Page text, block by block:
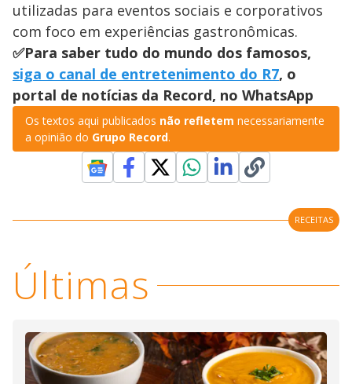
utilizadas para eventos sociais e corporativos
com foco em experiências gastronômicas.
✅Para saber tudo do mundo dos famosos,
siga o canal de entretenimento do R7, o
portal de notícias da Record, no WhatsApp
Os textos aqui publicados não refletem necessariamente
a opinião do Grupo Record.
RECEITAS
Últimas